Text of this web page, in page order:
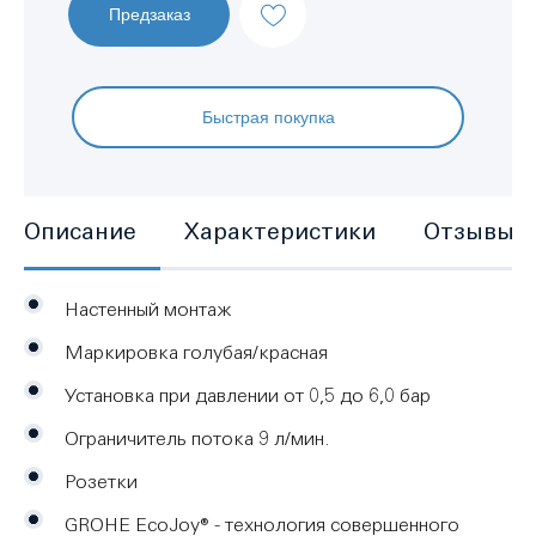
Предзаказ
Быстрая покупка
Описание
Настенный монтаж
Маркировка голубая/красная
Установка при давлении от 0,5 до 6,0 бар
Ограничитель потока 9 л/мин.
Розетки
GROHE EcoJoy® - технология совершенного
Характеристики Отзывы